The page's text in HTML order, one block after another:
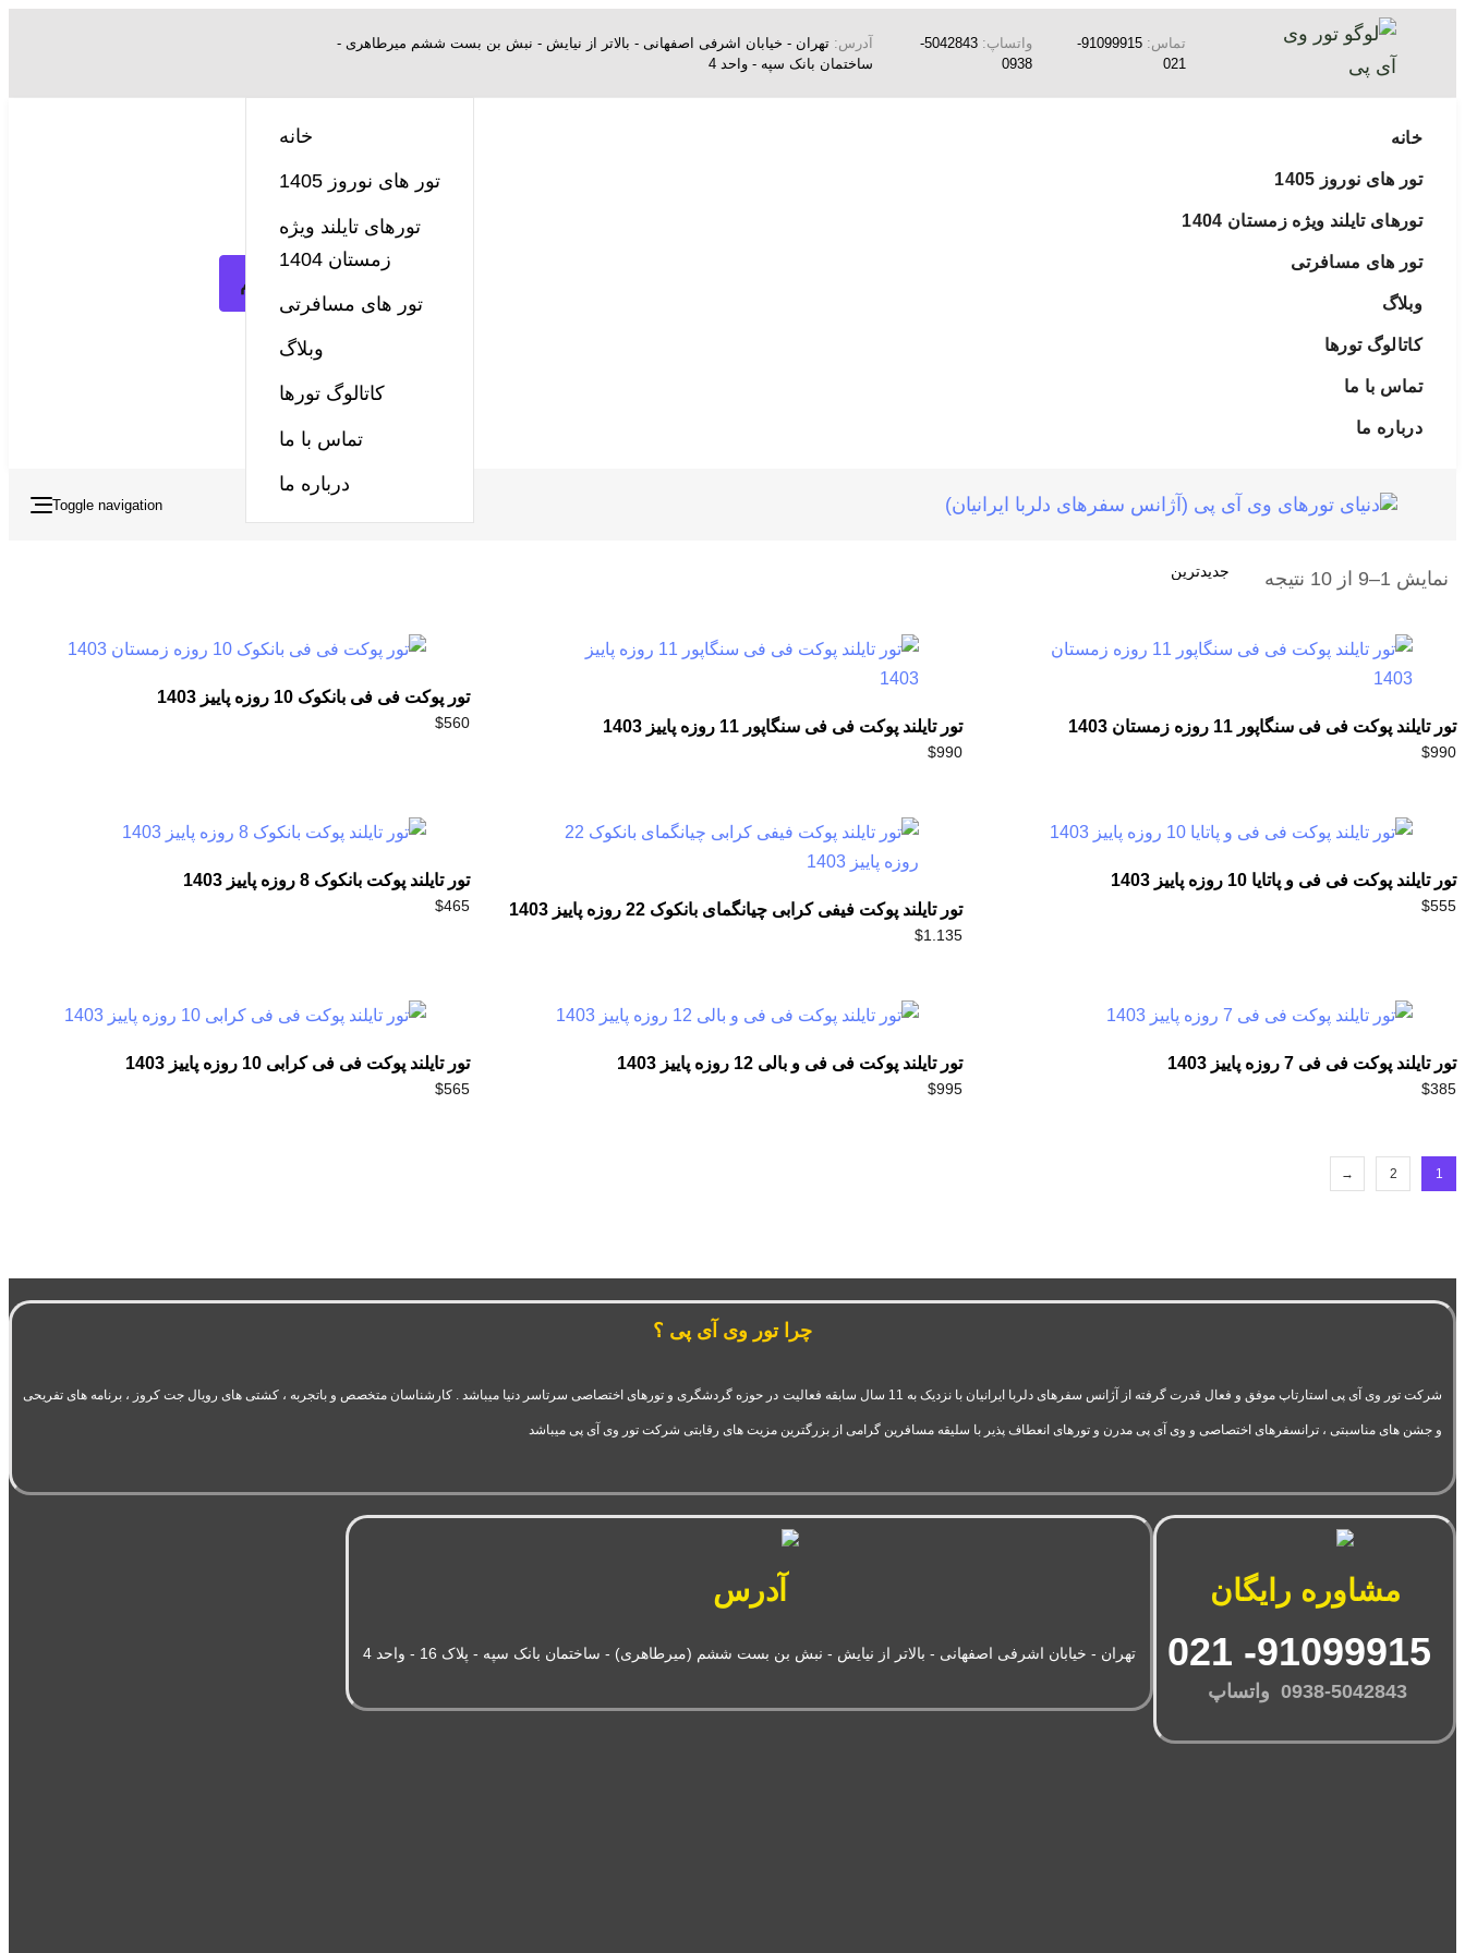
تماس:
91099915-
021
واتساپ:
5042843-
0938
آدرس: تهران - خیابان اشرفی اصفهانی - بالاتر از نیایش - نبش بن بست ششم میرطاهری -
ساختمان بانک سپه - واحد 4
خانه
تور های نوروز 1405
تورهای تایلند ویژه
زمستان 1404
تور های مسافرتی
وبلاگ
کاتالوگ تورها
تماس با ما
درباره ما
خانه
تور های نوروز 1405
تورهای تایلند ویژه زمستان 1404
تور های مسافرتی
وبلاگ
کاتالوگ تورها
تماس با ما
درباره ما
تماس تلفنی مستقیم
Toggle navigation
نمایش 1–9 از 10 نتیجه
تور تایلند پوکت فی فی سنگاپور 11 روزه زمستان 1403
$990
تور تایلند پوکت فی فی سنگاپور 11 روزه پاییز 1403
$990
تور پوکت فی فی بانکوک 10 روزه پاییز 1403
$560
تور تایلند پوکت فی فی و پاتایا 10 روزه پاییز 1403
$555 تور تایلند پوکت فیفی کرابی چیانگمای بانکوک 22 روزه پاییز 1403
$1.135
تور تایلند پوکت بانکوک 8 روزه پاییز 1403
$465
تور تایلند پوکت فی فی 7 روزه پاییز 1403
$385
تور تایلند پوکت فی فی و بالی 12 روزه پاییز 1403
$995
تور تایلند پوکت فی فی کرابی 10 روزه پاییز 1403
$565
1
2
→
چرا تور وی آی پی ؟
شرکت تور وی آی پی استارتاپ موفق و فعال قدرت گرفته از آژانس سفرهای دلربا ایرانیان با نزدیک به 11 سال سابقه فعالیت در حوزه گردشگری و تورهای اختصاصی سرتاسر دنیا میباشد . کارشناسان متخصص و باتجربه ، کشتی های رویال جت کروز ، برنامه های تفریحی
و جشن های مناسبتی ، ترانسفرهای اختصاصی و وی آی پی مدرن و تورهای انعطاف پذیر با سلیقه مسافرین گرامی از بزرگترین مزیت های رقابتی شرکت تور وی آی پی میباشد
مشاوره رایگان
0938-5042843 واتساپ
آدرس
تهران - خیابان اشرفی اصفهانی - بالاتر از نیایش - نبش بن بست ششم (میرطاهری) - ساختمان بانک سپه - پلاک 16 - واحد 4